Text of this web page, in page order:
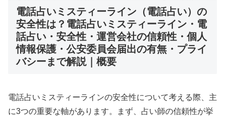
電話占いミスティーライン（電話占い）の
安全性は？電話占いミスティーライン・電
話占い・安全性・運営会社の信頼性・個人
情報保護・公安委員会届出の有無・プライ
バシーまで解説｜概要
電話占いミスティーラインの安全性について考える際、主
に3つの重要な軸があります。まず、占い師の信頼性が挙